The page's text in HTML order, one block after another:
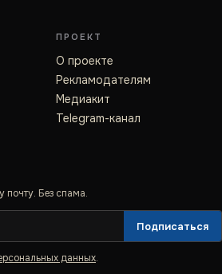
ПРОЕКТ
О проекте
Рекламодателям
Медиакит
Telegram-канал
Без спама.
Подписаться
данных.